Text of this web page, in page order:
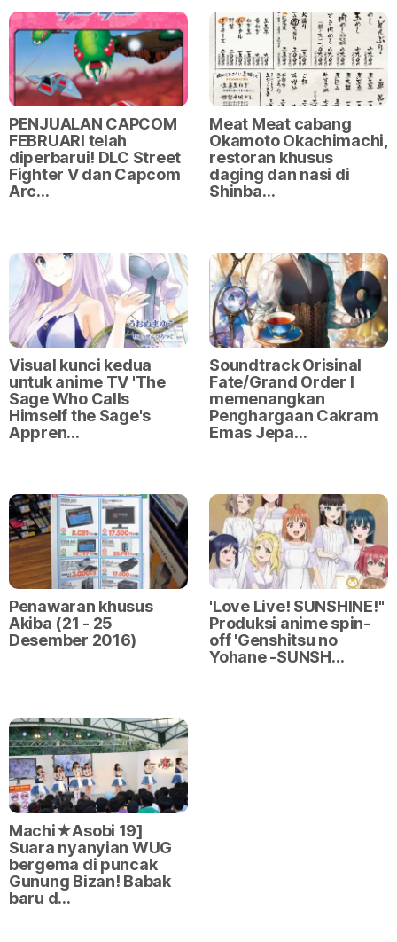
PENJUALAN CAPCOM
FEBRUARI telah
diperbarui! DLC Street
Fighter V dan Capcom
Arc…
Meat Meat cabang
Okamoto Okachimachi,
restoran khusus
daging dan nasi di
Shinba…
Visual kunci kedua
untuk anime TV 'The
Sage Who Calls
Himself the Sage's
Appren…
Soundtrack Orisinal
Fate/Grand Order I
memenangkan
Penghargaan Cakram
Emas Jepa…
Penawaran khusus
Akiba (21 - 25
Desember 2016)
'Love Live! SUNSHINE!"
Produksi anime spin-
off 'Genshitsu no
Yohane -SUNSH…
Machi★Asobi 19]
Suara nyanyian WUG
bergema di puncak
Gunung Bizan! Babak
baru d…